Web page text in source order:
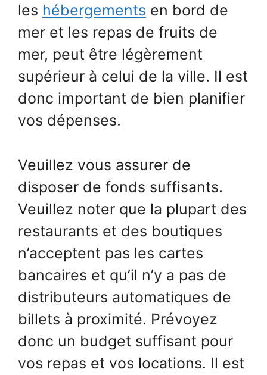
les hébergements en bord de
mer et les repas de fruits de
mer, peut être légèrement
supérieur à celui de la ville. Il est
donc important de bien planifier
vos dépenses.
Veuillez vous assurer de
disposer de fonds suffisants.
Veuillez noter que la plupart des
restaurants et des boutiques
n’acceptent pas les cartes
bancaires et qu’il n’y a pas de
distributeurs automatiques de
billets à proximité. Prévoyez
donc un budget suffisant pour
vos repas et vos locations. Il est